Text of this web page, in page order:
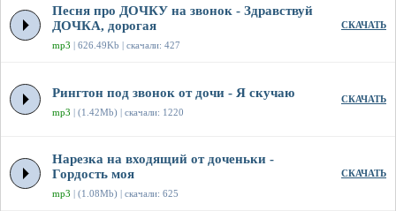
Песня про ДОЧКУ на звонок - Здравствуй
ДОЧКА, дорогая
mp3 | 626.49Kb | скачали: 427
СКАЧАТЬ
Рингтон под звонок от дочи - Я скучаю
mp3 | (1.42Mb) | скачали: 1220
СКАЧАТЬ
Нарезка на входящий от доченьки -
Гордость моя
mp3 | (1.08Mb) | скачали: 625
СКАЧАТЬ